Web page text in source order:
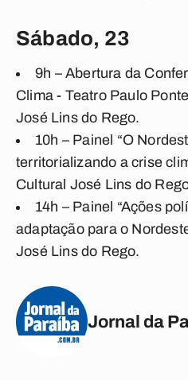
Sábado, 23
9h – Abertura da
Clima - Teatro Paulo
José Lins do Rego.
10h – Painel “O
territorializando a crise
Cultural José Lins do
14h – Painel “Ações
adaptação para o
José Lins do Rego.
Jornal da